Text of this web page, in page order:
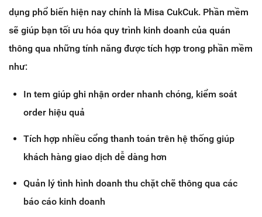
dụng phổ biến hiện nay chính là Misa CukCuk. Phần mềm
sẽ giúp bạn tối ưu hóa quy trình kinh doanh của quán
thông qua những tính năng được tích hợp trong phần mềm
như:
In tem giúp ghi nhận order nhanh chóng, kiểm soát
order hiệu quả
Tích hợp nhiều cổng thanh toán trên hệ thống giúp
khách hàng giao dịch dễ dàng hơn
Quản lý tình hình doanh thu chặt chẽ thông qua các
báo cáo kinh doanh